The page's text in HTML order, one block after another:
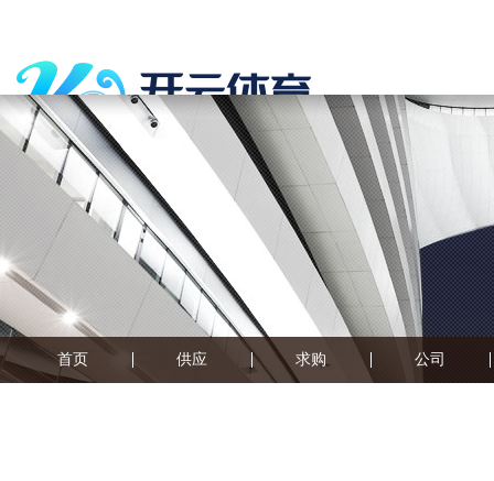
首页 供应 求购 公司